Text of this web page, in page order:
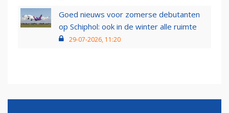
Goed nieuws voor zomerse debutanten
op Schiphol: ook in de winter alle ruimte
29-07-2026, 11:20